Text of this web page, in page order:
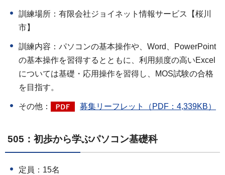
訓練場所：有限会社ジョイネット情報サービス【桜川
市】
訓練内容：パソコンの基本操作や、Word、PowerPoint
の基本操作を習得するとともに、利用頻度の高いExcel
については基礎・応用操作を習得し、MOS試験の合格
を目指す。
その他： 募集リーフレット（PDF：4,339KB）
505：初歩から学ぶパソコン基礎科
定員：15名